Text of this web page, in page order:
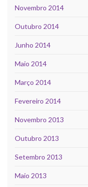
Novembro 2014
Outubro 2014
Junho 2014
Maio 2014
Março 2014
Fevereiro 2014
Novembro 2013
Outubro 2013
Setembro 2013
Maio 2013